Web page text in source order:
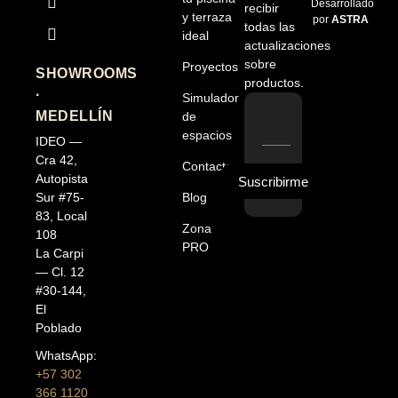
SHOWROOMS
·
MEDELLÍN
IDEO —
Cra 42,
Autopista
Sur #75-
83, Local
108
La Carpi
— Cl. 12
#30-144,
El
Poblado
WhatsApp:
+57 302
366 1120
y terraza
ideal
Proyectos
Simulador
de
espacios
Contacto
Blog
Zona
PRO
recibir
todas las
actualizaciones
sobre
productos.
Suscribirme
Desarrollado
porASTRA